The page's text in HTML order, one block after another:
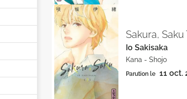
Sakura, Saku
Io Sakisaka
Kana - Shojo
Parution le 11 oct.